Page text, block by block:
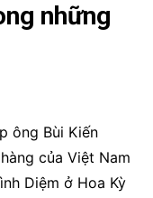
những
ông Bùi Kiến
của Việt Nam
Diệm ở Hoa Kỳ